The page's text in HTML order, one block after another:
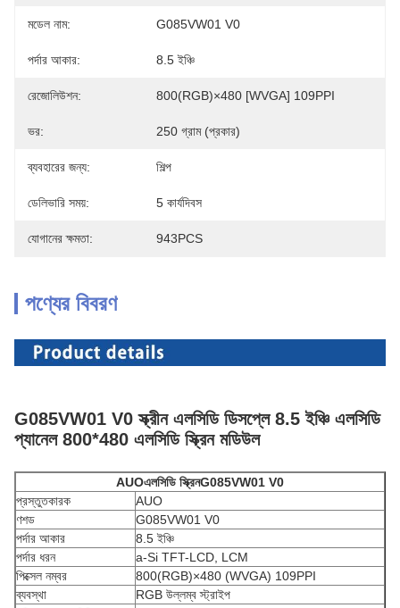
মডেল নাম: G085VW01 V0
পর্দার আকার: 8.5 ইঞ্চি
রেজোলিউশন: 800(RGB)×480 [WVGA] 109PPI
ভর: 250 গ্রাম (প্রকার)
ব্যবহারের জন্য: শিল্প
ডেলিভারি সময়: 5 কার্যদিবস
যোগানের ক্ষমতা: 943PCS
পণ্যের বিবরণ
G085VW01 V0 স্ক্রীন এলসিডি ডিসপ্লে 8.5 ইঞ্চি এলসিডি
প্যানেল 800*480 এলসিডি স্ক্রিন মডিউল
AUOএলসিডি স্ক্রিনG085VW01 V0
প্রস্তুতকারক
AUO
ণশড
G085VW01 V0
পর্দার আকার
8.5 ইঞ্চি
পর্দার ধরন
a-Si TFT-LCD, LCM
পিক্সেল নম্বর
800(RGB)×480 (WVGA) 109PPI
ব্যবস্থা
RGB উল্লম্ব স্ট্রাইপ